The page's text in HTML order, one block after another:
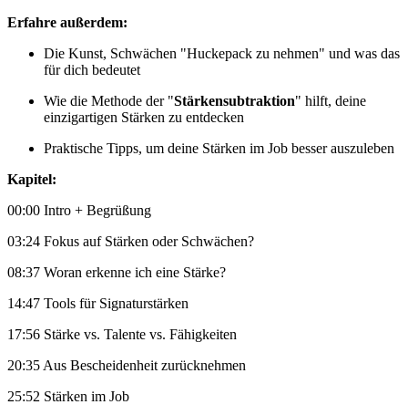
Erfahre außerdem:
Die Kunst, Schwächen "Huckepack zu nehmen" und was das
für dich bedeutet
Wie die Methode der "Stärkensubtraktion" hilft, deine
einzigartigen Stärken zu entdecken
Praktische Tipps, um deine Stärken im Job besser auszuleben
Kapitel:
00:00 Intro + Begrüßung
03:24 Fokus auf Stärken oder Schwächen?
08:37 Woran erkenne ich eine Stärke?
14:47 Tools für Signaturstärken
17:56 Stärke vs. Talente vs. Fähigkeiten
20:35 Aus Bescheidenheit zurücknehmen
25:52 Stärken im Job